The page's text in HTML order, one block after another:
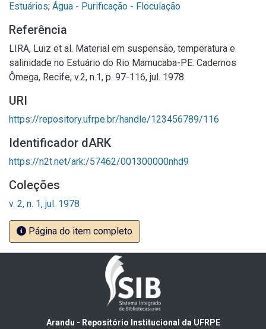
Estuários; Água - Purificação - Floculação
Referência
LIRA, Luiz et al. Material em suspensão, temperatura e
salinidade no Estuário do Rio Mamucaba-PE. Cadernos
Ômega, Recife, v.2, n.1, p. 97-116, jul. 1978.
URI
https://repository.ufrpe.br/handle/123456789/116
Identificador dARK
https://n2t.net/ark:/57462/001300000nhd9
Coleções
v. 2, n. 1, jul. 1978
Página do item completo
Arandu - Repositório Institucional da UFRPE